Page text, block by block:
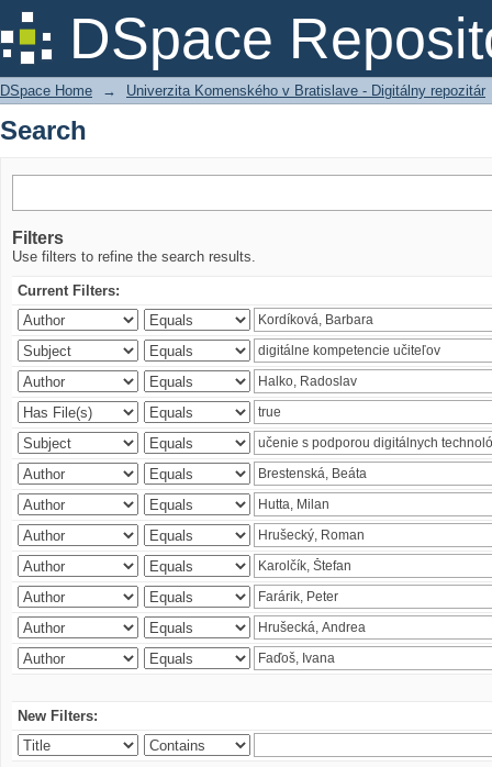
DSpace
Search
DSpace Home → Univerzita Komenského v Bratislave - Digitálny repozitár
Search
Filters
Use filters to refine the search results.
Current Filters:
New Filters: